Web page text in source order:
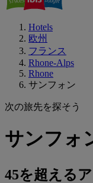
Hotels
欧州
フランス
Rhone-Alps
Rhone
サンフォン
次の旅先を探そう
サンフォ
45を超える